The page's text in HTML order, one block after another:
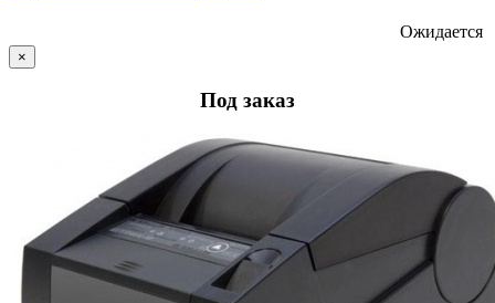
Ожидается
×
Под заказ